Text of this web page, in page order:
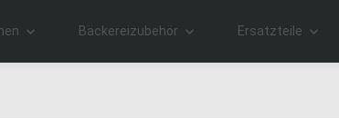
Bäckereizubehör Ersatzteile